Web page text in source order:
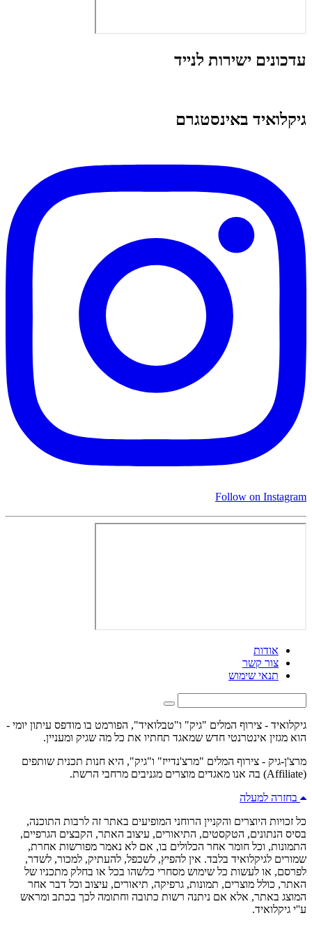
עדכונים ישירות לנייד
גיקלואיד באינסטגרם
Follow on Instagram
אודות
צור קשר
תנאי שימוש
גיקלואיד - צירוף המלים "גיק" ו"טבלואיד", הפורמט בו מודפס עיתון יומי -
הוא מגזין אינטרנטי חדש שמאגד תחתיו את כל מה שגיק ומעניין.
מרצ'ן-גיק - צירוף המלים "מרצ'נדייז" ו"גיק", היא חנות תכנית שותפים
(Affiliate) בה אנו מאגדים מוצרים מגניבים מרחבי הרשת.
בחזרה למעלה
כל זכויות היוצרים והקניין הרוחני המופיעים באתר זה לרבות התוכנה,
בסיס הנתונים, הטקסטים, התיאורים, עיצוב האתר, הקבצים הגרפיים,
התמונות, וכל חומר אחר הכלולים בו, אם לא נאמר מפורשות אחרת,
שמורים לגיקלואיד בלבד. אין להפיץ, לשכפל, להעתיק, למכור, לשדר,
לפרסם, או לעשות כל שימוש מסחרי כלשהו בכל או בחלק מתכניו של
האתר, כולל מוצרים, תמונות, גרפיקה, תיאורים, עיצוב וכל דבר אחר
המוצג באתר, אלא אם ניתנה רשות כתובה וחתומה לכך בכתב ומראש
ע''י גיקלואיד.